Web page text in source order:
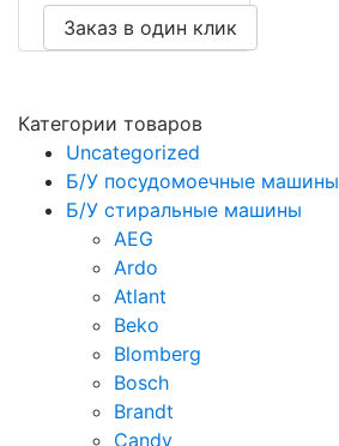
Заказ в один клик
Категории товаров
Uncategorized
Б/У посудомоечные машины
Б/У стиральные машины
AEG
Ardo
Atlant
Beko
Blomberg
Bosch
Brandt
Candy